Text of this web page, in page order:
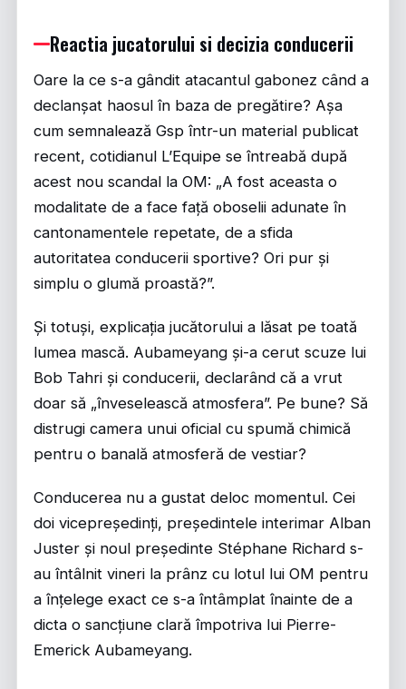
Reactia jucatorului si decizia conducerii
Oare la ce s-a gândit atacantul gabonez când a
declanșat haosul în baza de pregătire? Așa
cum semnalează Gsp într-un material publicat
recent, cotidianul L’Equipe se întreabă după
acest nou scandal la OM: „A fost aceasta o
modalitate de a face față oboselii adunate în
cantonamentele repetate, de a sfida
autoritatea conducerii sportive? Ori pur și
simplu o glumă proastă?”.
Și totuși, explicația jucătorului a lăsat pe toată
lumea mască. Aubameyang și-a cerut scuze lui
Bob Tahri și conducerii, declarând că a vrut
doar să „înveselească atmosfera”. Pe bune? Să
distrugi camera unui oficial cu spumă chimică
pentru o banală atmosferă de vestiar?
Conducerea nu a gustat deloc momentul. Cei
doi vicepreședinți, președintele interimar Alban
Juster și noul președinte Stéphane Richard s-
au întâlnit vineri la prânz cu lotul lui OM pentru
a înțelege exact ce s-a întâmplat înainte de a
dicta o sancțiune clară împotriva lui Pierre-
Emerick Aubameyang.